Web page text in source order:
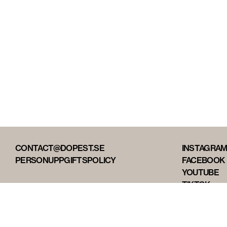
CONTACT@DOPEST.SE
PERSONUPPGIFTSPOLICY
INSTAGRAM
FACEBOOK
YOUTUBE
TIKTOK